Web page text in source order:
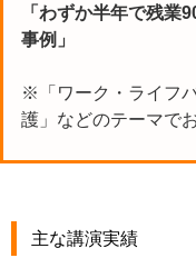
「わずか半年で残業
事例」
※「ワーク・ライフ
護」などのテーマで
主な講演実績